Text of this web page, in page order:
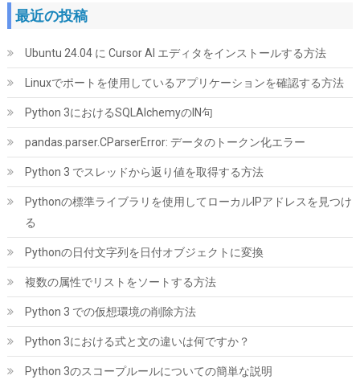
SATA3 6Gb/s 2.5インチ 7mm PS4動作確認済 3年保証 A55シリー
ズ SP512GBSS3A55S25
(54310588) GBP 61.49 (2026-08-07 04:03 GMT +09:00 時点 -詳細
ARCTIC MX-4 (8g｜ヘラ付属) - 高性能サーマルペースト、CPU・
GPU 対応（PC・PS4・Xbox）、高い熱伝導率、長期耐久性、安
全な塗布、非導電性、非容量性
( 54811196) GBP 14.07 (2026-08-07 04:03 GMT +09:00 時点 -
はこちら)
最近の投稿
Ubuntu 24.04 に Cursor AI エディタをインストールする方法
Linuxでポートを使用しているアプリケーションを確認する方法
Python 3におけるSQLAlchemyのIN句
pandas.parser.CParserError: データのトークン化エラー
Python 3 でスレッドから返り値を取得する方法
Pythonの標準ライブラリを使用してローカルIPアドレスを見つけ
る
Pythonの日付文字列を日付オブジェクトに変換
複数の属性でリストをソートする方法
Python 3 での仮想環境の削除方法
Python 3における式と文の違いは何ですか？
Python 3のスコープルールについての簡単な説明